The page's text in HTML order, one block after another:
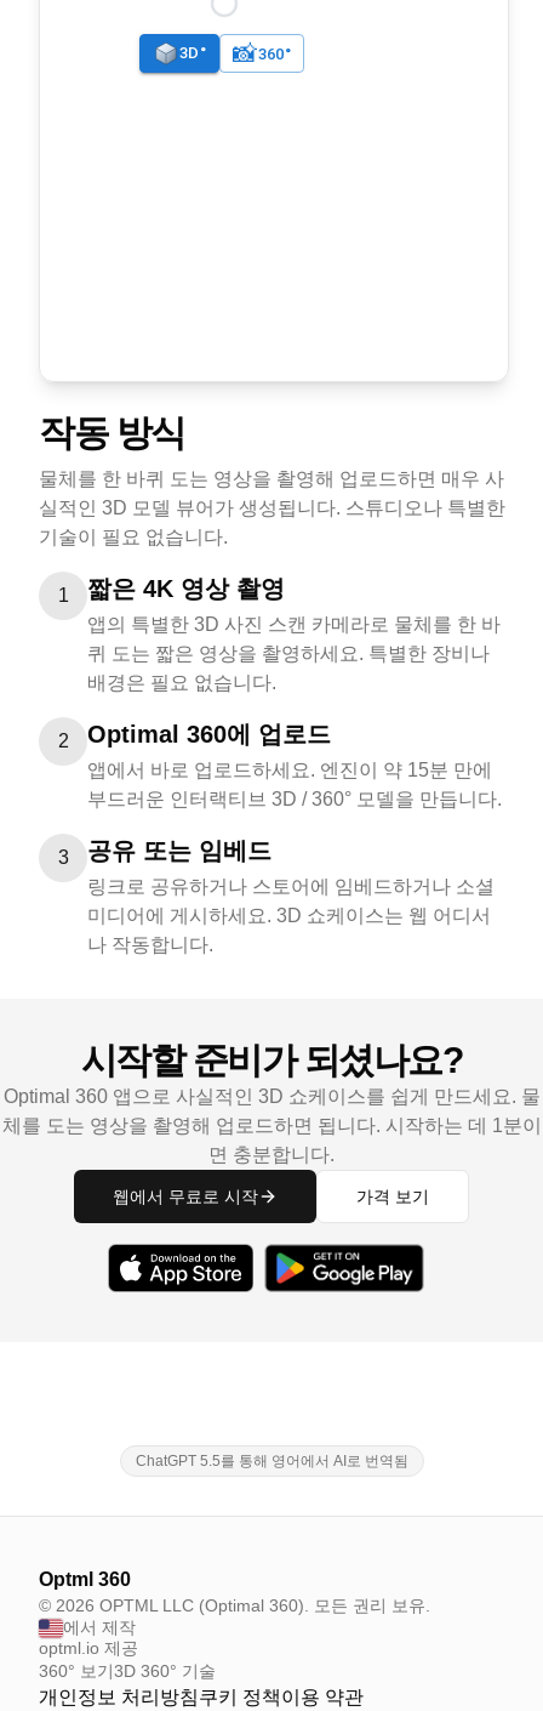
작동 방식
물체를 한 바퀴 도는 영상을 촬영해 업로드하면 매우 사
실적인 3D 모델 뷰어가 생성됩니다. 스튜디오나 특별한
기술이 필요 없습니다.
1 짧은 4K 영상 촬영
앱의 특별한 3D 사진 스캔 카메라로 물체를 한 바
퀴 도는 짧은 영상을 촬영하세요. 특별한 장비나
배경은 필요 없습니다.
2 Optimal 360에 업로드
앱에서 바로 업로드하세요. 엔진이 약 15분 만에
부드러운 인터랙티브 3D / 360° 모델을 만듭니다.
3 공유 또는 임베드
링크로 공유하거나 스토어에 임베드하거나 소셜
미디어에 게시하세요. 3D 쇼케이스는 웹 어디서
나 작동합니다.
시작할 준비가 되셨나요?
Optimal 360 앱으로 사실적인 3D 쇼케이스를 쉽게 만드세요. 물
체를 도는 영상을 촬영해 업로드하면 됩니다. 시작하는 데 1분이
면 충분합니다.
웹에서 무료로 시작 가격 보기
ChatGPT 5.5를 통해 영어에서 AI로 번역됨
Optml 360
© 2026 OPTML LLC (Optimal 360). 모든 권리 보유.
에서 제작
optml.io 제공
360° 보기3D 360° 기술
개인정보 처리방침쿠키 정책이용 약관